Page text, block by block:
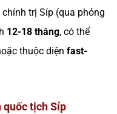
trị Síp (qua phỏng
12-18 tháng, có thể
thuộc diện fast-
quốc tịch Síp